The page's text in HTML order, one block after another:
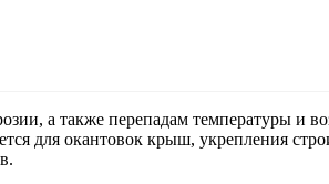
а также перепадам температуры
для окантовок крыш, укрепления